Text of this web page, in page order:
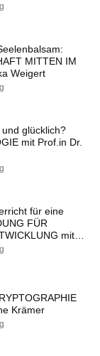
Von
| SWR Doku
MITTEN IM
Weigert
glücklich?
mit Prof.in Dr.
für eine
FÜR
mit
Krämer